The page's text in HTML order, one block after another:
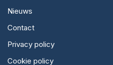
Nieuws
Contact
Privacy policy
Cookie policy